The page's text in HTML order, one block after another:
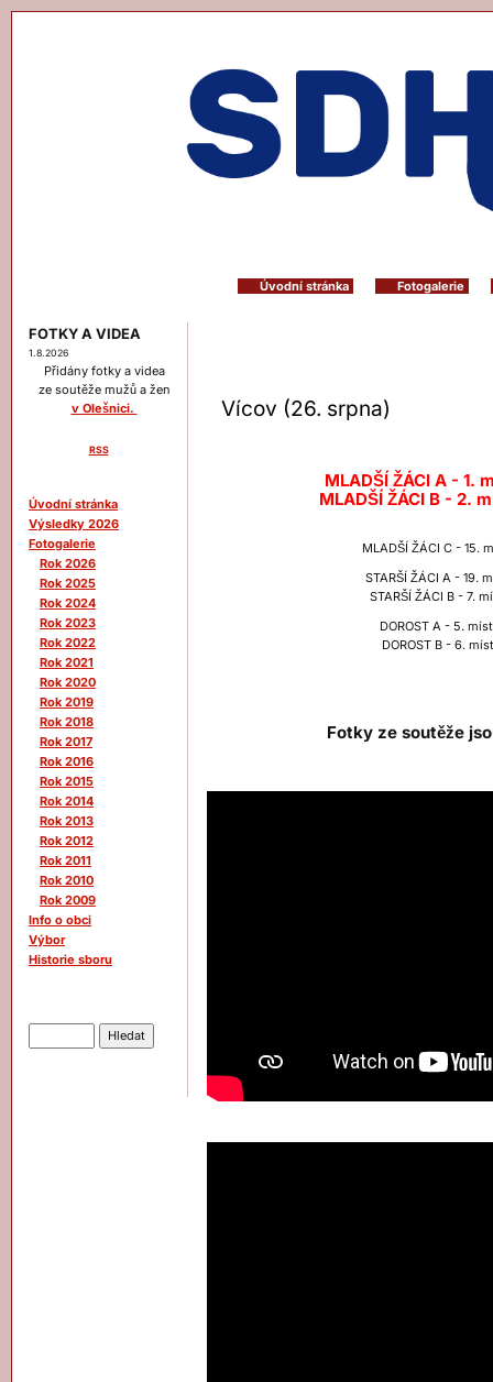
Úvodní stránka Fotogalerie
FOTKY A VIDEA
1.8.2026
Přidány fotky a videa
ze soutěže mužů a žen
v Olešnici.
RSS
Úvodní stránka
Výsledky 2026
Fotogalerie
Rok 2026
Rok 2025
Rok 2024
Rok 2023
Rok 2022
Rok 2021
Rok 2020
Rok 2019
Rok 2018
Rok 2017
Rok 2016
Rok 2015
Rok 2014
Rok 2013
Rok 2012
Rok 2011
Rok 2010
Rok 2009
Info o obci
Výbor
Historie sboru
Vícov (26. srpna)
MLADŠÍ ŽÁCI A - 1.
MLADŠÍ ŽÁCI B - 2.
MLADŠÍ ŽÁCI C - 15.
STARŠÍ ŽÁCI A - 19.
STARŠÍ ŽÁCI B - 7.
DOROST A - 5.
DOROST B - 6.
Fotky ze soutěže